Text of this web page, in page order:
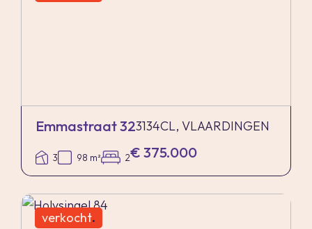
Emmastraat 323134CL, VLAARDINGEN
3 98 m² 2€ 375.000
verkocht.